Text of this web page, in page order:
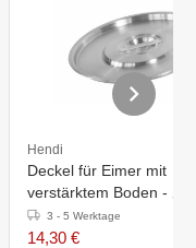
Hendi
Deckel für Eimer mit
3 - 5 Werktage
14,30 €